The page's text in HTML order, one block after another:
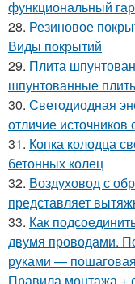
функциональный
28. Резиновое
Виды покрытий
29. Плита
шпунтованные
30. Светодиодная
отличие источников
31. Копка колодца
бетонных колец
32. Воздуховод с
представляет
33. Как
двумя проводами.
руками —